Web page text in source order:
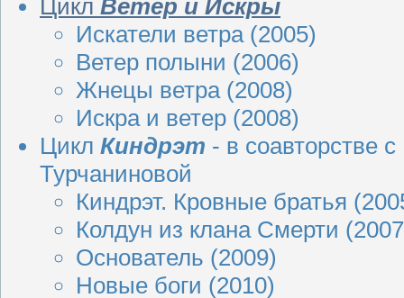
Цикл Ветер и Искры
Искатели ветра (2005)
Ветер полыни (2006)
Жнецы ветра(2008)
Искра и ветер (2008)
Цикл Киндрэт - в соавторстве
Турчаниновой
Киндрэт. Кровные братья (
Колдун из клана Смерти (2007
Основатель (2009)
Новые боги (2010)